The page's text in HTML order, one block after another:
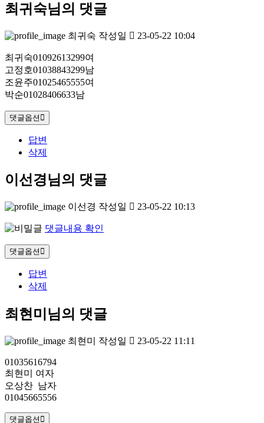
최귀숙님의 댓글
최귀숙 작성일 23-05-22 10:04
최귀숙01092613299여
고정호01038843299남
조윤주01025465555여
박순01028406633남
댓글옵션
답변
삭제
이선경님의 댓글
이선경 작성일 23-05-22 10:13
댓글내용 확인
댓글옵션
답변
삭제
최현미님의 댓글
최현미 작성일 23-05-22 11:11
01035616794
최현미 여자
오상찬 남자
01045665556
댓글옵션